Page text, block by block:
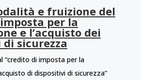
e fruizione del
per la
e l’acquisto dei
sicurezza
“credito di imposta per la
di dispositivi di sicurezza”